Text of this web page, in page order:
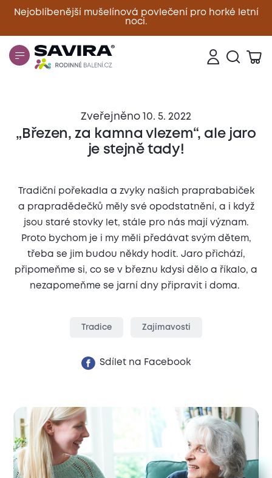
Nejoblíbenější mušelínová povlečení pro horké letní
noci.
Zavřít
Zveřejněno 10. 5. 2022
„Březen, za kamna vlezem“, ale jaro
je stejně tady!
Tradiční pořekadla a zvyky našich praprababiček
a prapradědečků měly své opodstatnění, a i když
jsou staré stovky let, stále pro nás mají význam.
Proto bychom je i my měli předávat svým dětem,
třeba se jim budou někdy hodit. Jaro přichází,
připomeňme si, co se v březnu kdysi dělo a říkalo, a
nezapomeňme se jarní dny připravit i doma.
Tradice Zajímavosti
Sdílet na Facebook